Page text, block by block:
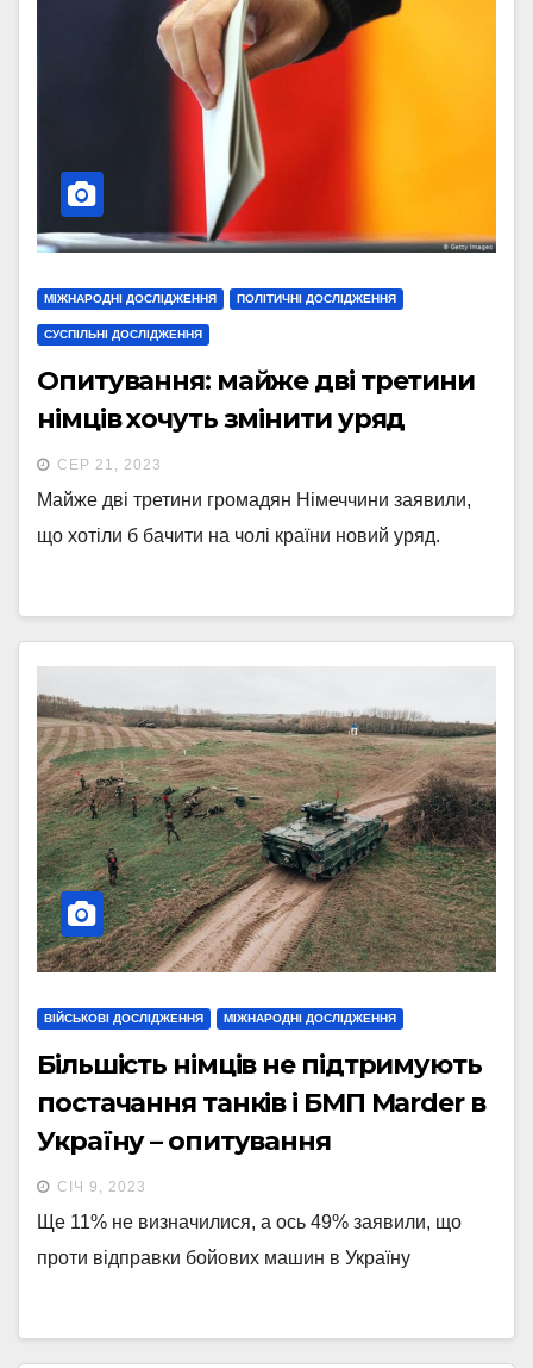
МІЖНАРОДНІ ДОСЛІДЖЕННЯ ПОЛІТИЧНІ ДОСЛІДЖЕННЯ
СУСПІЛЬНІ ДОСЛІДЖЕННЯ
Опитування: майже дві третини
німців хочуть змінити уряд
СЕР 21, 2023
Майже дві третини громадян Німеччини заявили,
що хотіли б бачити на чолі країни новий уряд.
ВІЙСЬКОВІ ДОСЛІДЖЕННЯ МІЖНАРОДНІ ДОСЛІДЖЕННЯ
Більшість німців не підтримують
постачання танків і БМП Marder в
Україну – опитування
СІЧ 9, 2023
Ще 11% не визначилися, а ось 49% заявили, що
проти відправки бойових машин в Україну